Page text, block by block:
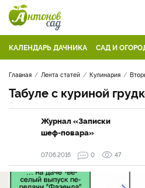
КАЛЕНДАРЬ ДАЧНИКА САД И
Главная Лента статей Кулинария
Табуле с куриной
Журнал «Записки
шеф-повара»
07.06.2016
0 47